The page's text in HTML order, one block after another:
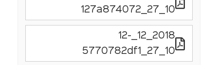
10_27_127a874072
2018_12_12-
10_27_5770782df1